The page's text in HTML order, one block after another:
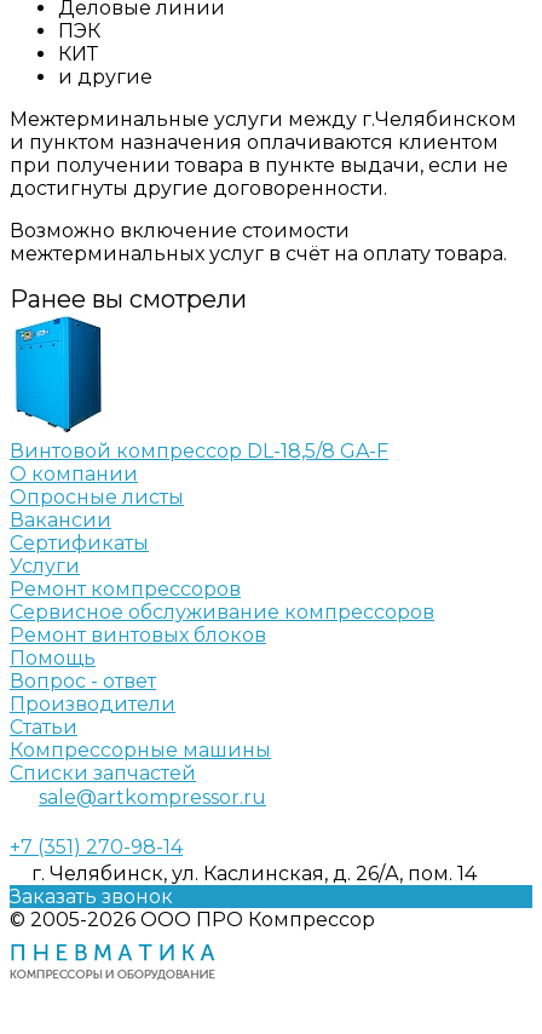
Деловые линии
ПЭК
КИТ
и другие
Межтерминальные услуги между г.Челябинском
и пунктом назначения оплачиваются клиентом
при получении товара в пункте выдачи, если не
достигнуты другие договоренности.
Возможно включение стоимости
межтерминальных услуг в счёт на оплату товара.
Ранее вы смотрели
Винтовой компрессор DL-18,5/8 GA-F
О компании
Опросные листы
Вакансии
Сертификаты
Услуги
Ремонт компрессоров
Сервисное обслуживание компрессоров
Ремонт винтовых блоков
Помощь
Вопрос - ответ
Производители
Статьи
Компрессорные машины
Списки запчастей
sale@artkompressor.ru
+7 (351) 270-98-14
г. Челябинск, ул. Каслинская, д. 26/А, пом. 14
Заказать звонок
© 2005-2026 ООО ПРО Компрессор